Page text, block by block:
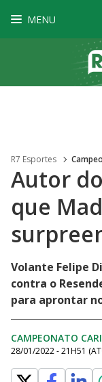
MENU
R7 Esportes
Autor
que
Volante Felipe
contra o
para aprontar
CAMPEONATO
28/01/2022 - 21H51